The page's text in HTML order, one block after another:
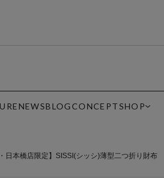
NEWSBLOG CONCEPTSHOP
・日本橋店限定】SISSI(シッシ)薄型二つ折り財布